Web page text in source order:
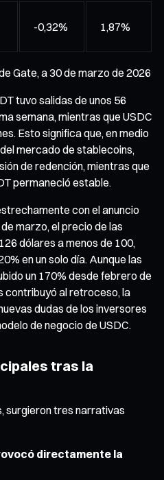
-0,32% 1,87%
Gate, a 30 de marzo de 2026
tuvo salidas de unos 56
semana, mientras que USDC
Esto significa que, en medio
mercado de stablecoins,
de redención, mientras que
permaneció estable.
con el anuncio
marzo, el precio de las
dólares a menos de 100,
en un solo día. Aunque las
un 170% desde febrero de
contribuyó al retroceso, la
dudas de los inversores
de negocio de USDC.
tras la
surgieron tres narrativas
directamente la